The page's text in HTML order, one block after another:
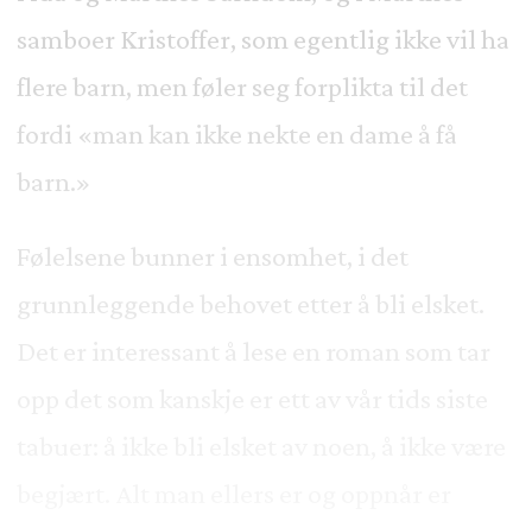
samboer Kristoffer, som egentlig ikke vil ha
flere barn, men føler seg forplikta til det
fordi «man kan ikke nekte en dame å få
barn.»
Følelsene bunner i ensomhet, i det
grunnleggende behovet etter å bli elsket.